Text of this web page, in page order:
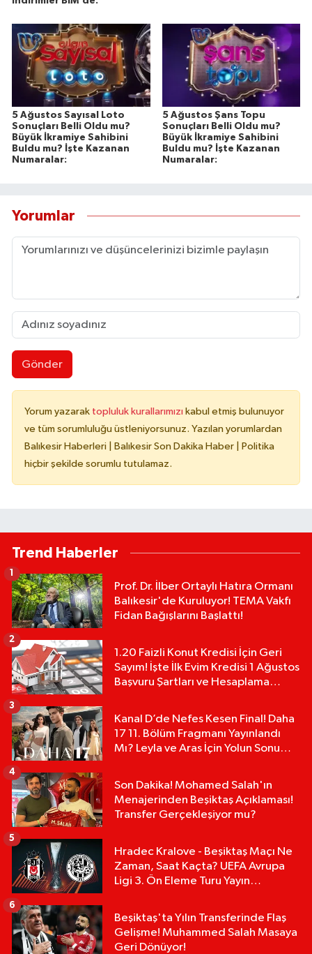
5 Ağustos Sayısal Loto
Sonuçları Belli Oldu mu?
Büyük İkramiye Sahibini
Buldu mu? İşte Kazanan
Numaralar:
5 Ağustos Şans Topu
Sonuçları Belli Oldu mu?
Büyük İkramiye Sahibini
Buldu mu? İşte Kazanan
Numaralar:
Yorumlar
Gönder
Yorum yazarak topluluk kurallarımızı kabul etmiş bulunuyor
ve tüm sorumluluğu üstleniyorsunuz. Yazılan yorumlardan
Balıkesir Haberleri | Balıkesir Son Dakika Haber | Politika
hiçbir şekilde sorumlu tutulamaz.
Trend Haberler
Prof. Dr. İlber Ortaylı Hatıra Ormanı
Balıkesir'de Kuruluyor! TEMA Vakfı
Fidan Bağışlarını Başlattı!
1.20 Faizli Konut Kredisi İçin Geri
Sayım! İşte İlk Evim Kredisi 1 Ağustos
Başvuru Şartları ve Hesaplama
2
Kanal D’de Nefes Kesen Final! Daha
17 11. Bölüm Fragmanı Yayınlandı
Mı? Leyla ve Aras İçin Yolun Sonu
3
Son Dakika! Mohamed Salah'ın
Menajerinden Beşiktaş Açıklaması!
Transfer Gerçekleşiyor mu?
4
Hradec Kralove - Beşiktaş Maçı Ne
Zaman, Saat Kaçta? UEFA Avrupa
Ligi 3. Ön Eleme Turu Yayın
5
Beşiktaş'ta Yılın Transferinde Flaş
Gelişme! Muhammed Salah Masaya
Geri Dönüyor!
6